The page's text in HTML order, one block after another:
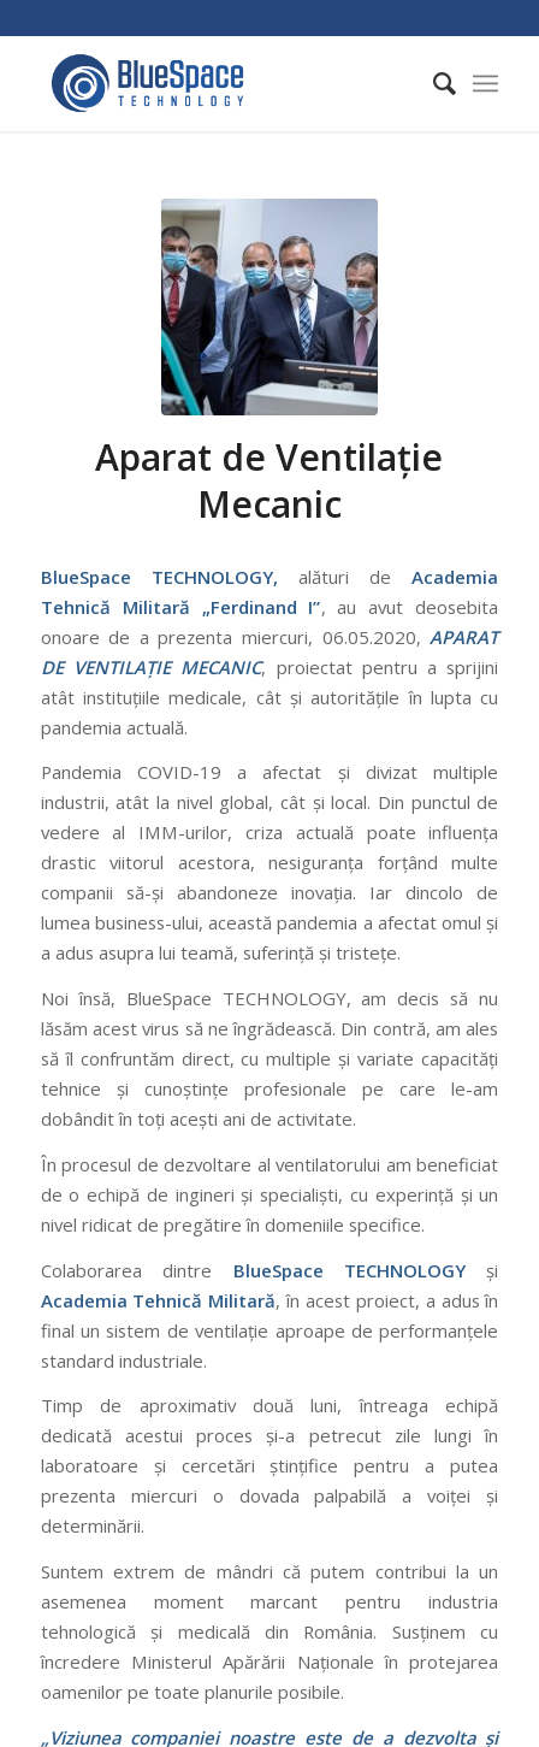
Aparat de Ventilație
Mecanic
BlueSpace TECHNOLOGY, alături deAcademia
Tehnică Militară „Ferdinand I”, au avut deosebita
onoare de a prezenta miercuri, 06.05.2020,APARAT
DE VENTILAȚIE MECANIC, proiectat pentru a sprijini
atât instituțiile medicale, cât şi autorităţile în lupta cu
pandemia actuală.
Pandemia COVID-19 a afectat și divizat multiple
industrii, atât la nivel global, cât și local. Din punctul de
vedere al IMM-urilor, criza actuală poate influența
drastic viitorul acestora, nesiguranța forțând multe
companii să-și abandoneze inovația. Iar dincolo de
lumea business-ului, această pandemia a afectat omul și
a adus asupra lui teamă, suferință și tristețe.
Noi însă, BlueSpace TECHNOLOGY, am decis să nu
lăsăm acest virus să ne îngrădească. Din contră, am ales
să îl confruntăm direct, cu multiple și variate capacități
tehnice și cunoștințe profesionale pe care le-am
dobândit în toți acești ani de activitate.
În procesul de dezvoltare al ventilatorului am beneficiat
de o echipă de ingineri și specialiști, cu experință și un
nivel ridicat de pregătire în domeniile specifice.
Colaborarea dintre BlueSpace TECHNOLOGYși
Academia Tehnică Militară, în acest proiect, a adus în
final un sistem de ventilație aproape de performanțele
standard industriale.
Timp de aproximativ două luni, întreaga echipă
dedicată acestui proces și-a petrecut zile lungi în
laboratoare și cercetări ștințifice pentru a putea
prezenta miercuri o dovada palpabilă a voiței și
determinării.
Suntem extrem de mândri că putem contribui la un
asemenea moment marcant pentru industria
tehnologică și medicală din România. Susținem cu
încredere Ministerul Apărării Naționale în protejarea
oamenilor pe toate planurile posibile.
„Viziunea companiei noastre este de a dezvolta și